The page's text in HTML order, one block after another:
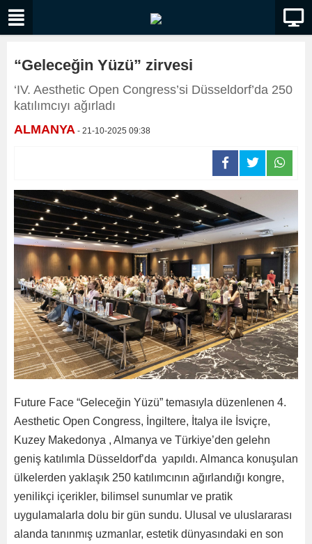
“Geleceğin Yüzü” zirvesi
‘IV. Aesthetic Open Congress’si Düsseldorf’da 250
katılımcıyı ağırladı
ALMANYA - 21-10-2025 09:38
Future Face “Geleceğin Yüzü” temasıyla düzenlenen 4.
Aesthetic Open Congress, İngiltere, İtalya ile İsviçre,
Kuzey Makedonya , Almanya ve Türkiye’den gelehn
geniş katılımla Düsseldorf’da yapıldı. Almanca konuşulan
ülkelerden yaklaşık 250 katılımcının ağırlandığı kongre,
yenilikçi içerikler, bilimsel sunumlar ve pratik
uygulamalarla dolu bir gün sundu. Ulusal ve uluslararası
alanda tanınmış uzmanlar, estetik dünyasındaki en son